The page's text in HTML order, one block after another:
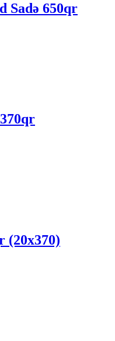
Sadə 650qr
(20x370)